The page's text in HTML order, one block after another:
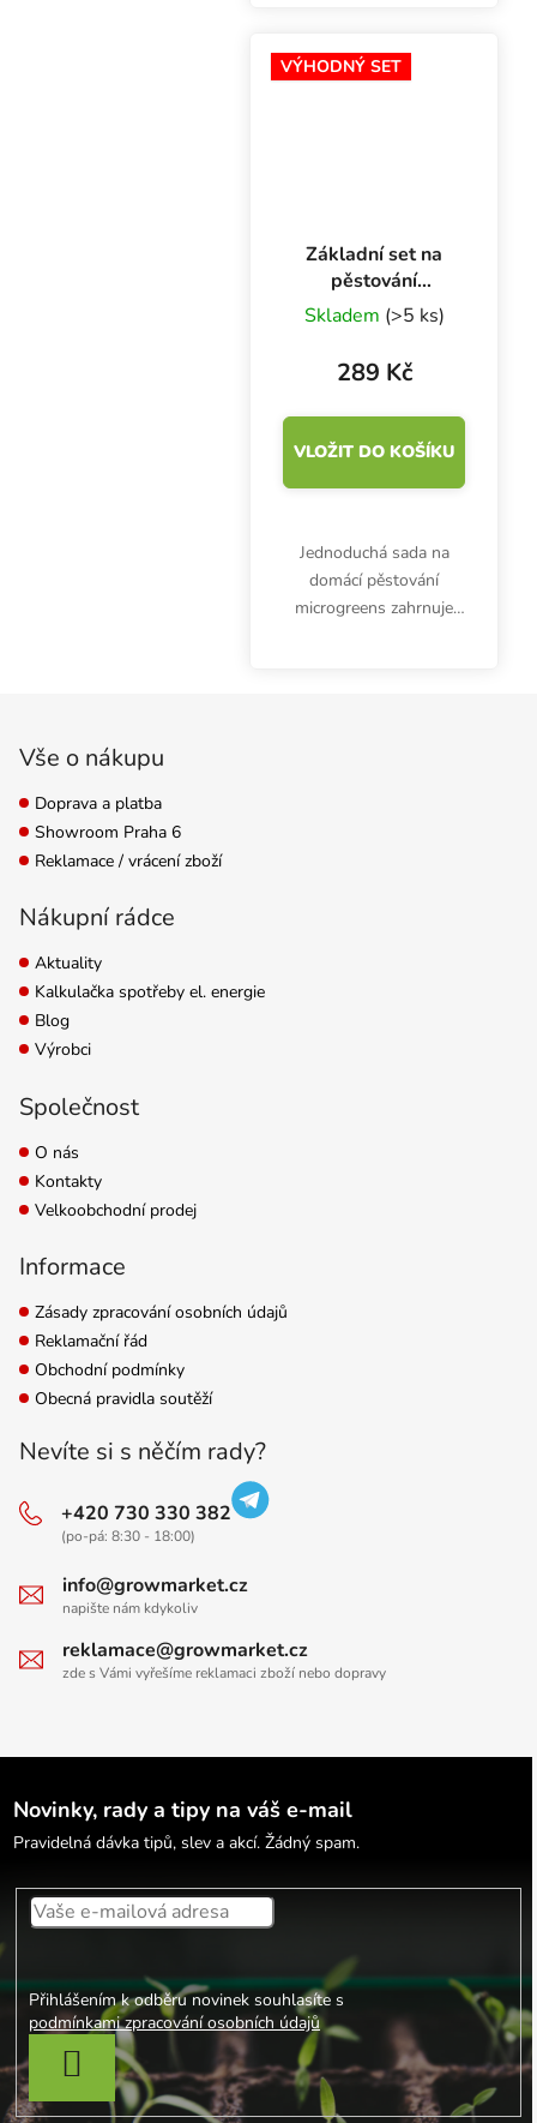
plastové podmisky,
rozprašovač, mechanické
VÝHODNÝ SET
Základní set na
pěstování
microgreens,
rockwool Grodan
Skladem (>5 ks)
289 Kč
VLOŽIT DO KOŠÍKU
Jednoduchá sada na
domácí pěstování
microgreens zahrnuje
Vše o nákupu
Doprava a platba
Showroom Praha 6
Reklamace / vrácení zboží
Nákupní rádce
Aktuality
Kalkulačka spotřeby el. energie
Blog
Výrobci
Společnost
O nás
Kontakty
Velkoobchodní prodej
Informace
Zásady zpracování osobních údajů
Reklamační řád
Obchodní podmínky
Obecná pravidla soutěží
Nevíte si s něčím rady?
+420 730 330 382
(po-pá: 8:30 - 18:00)
info@growmarket.cz
napište nám kdykoliv
reklamace@growmarket.cz
zde s Vámi vyřešíme reklamaci zboží nebo dopravy
Novinky, rady a tipy na váš e-mail
Pravidelná dávka tipů, slev a akcí. Žádný spam.
Přihlášením k odběru novinek souhlasíte s
podmínkami zpracování osobních údajů
PŘIHLÁSIT SE